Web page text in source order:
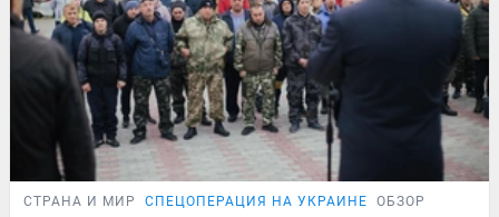
СТРАНА И МИР СПЕЦОПЕРАЦИЯ НА УКРАИНЕ ОБЗОР